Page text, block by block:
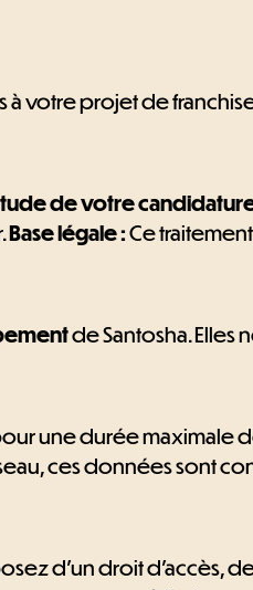
à votre projet de
de votre
Base légale :Ce
de Santosha. Elles
une durée maximale
ces données sont
d’un droit d’accès,